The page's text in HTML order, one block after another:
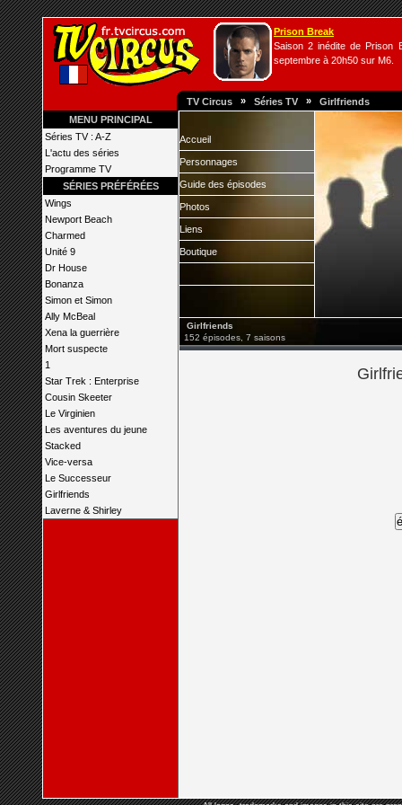
Prison Break
Saison 2 inédite de Prison
septembre à 20h50 sur M6.
TV Circus » Séries TV » Girlfriends
MENU PRINCIPAL
Séries TV : A-Z
L'actu des séries
Programme TV
SÉRIES PRÉFÉRÉES
Wings
Newport Beach
Charmed
Unité 9
Dr House
Bonanza
Simon et Simon
Ally McBeal
Xena la guerrière
Mort suspecte
1
Star Trek : Enterprise
Cousin Skeeter
Le Virginien
Les aventures du jeune
Stacked
Vice-versa
Le Successeur
Girlfriends
Laverne & Shirley
Accueil
Personnages
Guide des épisodes
Photos
Liens
Boutique
Girlfriends
152 épisodes, 7 saisons